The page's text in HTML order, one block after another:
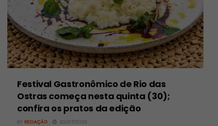
Festival Gastronômico de Rio das
Ostras começa nesta quinta (30);
confira os pratos da edição
BY REDAÇÃO 30/07/2026